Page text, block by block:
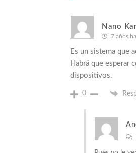
Nano
7 años
Es un sistema que
Habrá que esperar
dispositivos.
0